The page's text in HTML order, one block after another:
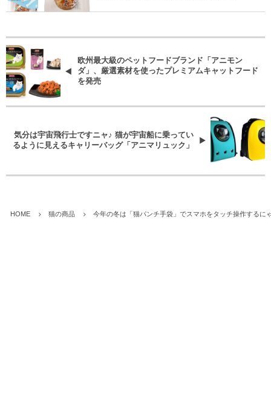
欧州最大級のペットフードブランド「アニモン
ダ」、厳選素材を使ったプレミアムキャットフード
を発売
気分は宇宙飛行士ですニャ♪ 猫が宇宙船に乗ってい
るように見えるキャリーバッグ「アニマリュック」
HOME 猫の商品 今年の冬は「猫パンチ手袋」でスマホをタッチ操作するに